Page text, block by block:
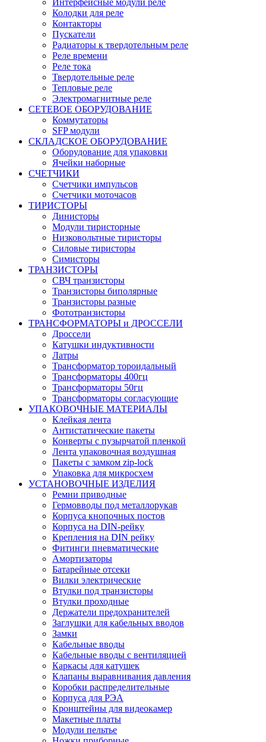
Колодки для реле
Контакторы
Пускатели
Радиаторы к твердотельным реле
Реле времени
Реле тока
Твердотельные реле
Тепловые реле
Электромагнитные реле
СЕТЕВОЕ ОБОРУДОВАНИЕ
Коммутаторы
SFP модули
СКЛАДСКОЕ ОБОРУДОВАНИЕ
Оборудование для упаковки
Ячейки наборные
СЧЕТЧИКИ
Счетчики импульсов
Счетчики моточасов
ТИРИСТОРЫ
Динисторы
Модули тиристорные
Низковольтные тиристоры
Силовые тиристоры
Симисторы
ТРАНЗИСТОРЫ
СВЧ транзисторы
Транзисторы биполярные
Транзисторы разные
Фототранзисторы
ТРАНСФОРМАТОРЫ и ДРОССЕЛИ
Дроссели
Катушки индуктивности
Латры
Трансформатор тороидальный
Трансформаторы 400гц
Трансформаторы 50гц
Трансформаторы согласующие
УПАКОВОЧНЫЕ МАТЕРИАЛЫ
Клейкая лента
Антистатические пакеты
Конверты с пузырчатой пленкой
Лента упаковочная воздушная
Пакеты с замком zip-lock
Упаковка для микросхем
УСТАНОВОЧНЫЕ ИЗДЕЛИЯ
Ремни приводные
Гермовводы под металлорукав
Корпуса кнопочных постов
Корпуса на DIN-рейку
Крепления на DIN рейку
Фитинги пневматические
Амортизаторы
Батарейные отсеки
Вилки электрические
Втулки под транзисторы
Втулки проходные
Держатели предохранителей
Заглушки для кабельных вводов
Замки
Кабельные вводы
Кабельные вводы с вентиляцией
Каркасы для катушек
Клапаны выравнивания давления
Коробки распределительные
Корпуса для РЭА
Кронштейны для видеокамер
Макетные платы
Модули пельтье